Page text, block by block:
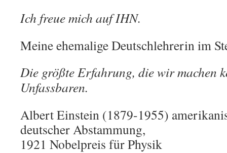
Ich freue mich auf IHN.
Meine ehemalige Deutschlehrerin im
Die größte Erfahrung, die wir machen
Unfassbaren.
Albert Einstein (1879-1955)
deutscher Abstammung,
1921 Nobelpreis für Physik